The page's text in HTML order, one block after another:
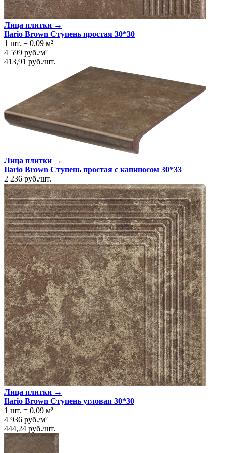
Лица плитки →
Ilario Brown Ступень простая 30*30
1 шт. = 0,09 м²
4 599 руб./м²
413,91 руб./шт.
Лица плитки →
Ilario Brown Ступень простая с капиносом 30*33
2 236 руб./шт.
Лица плитки →
Ilario Brown Ступень угловая 30*30
1 шт. = 0,09 м²
4 936 руб./м²
444,24 руб./шт.